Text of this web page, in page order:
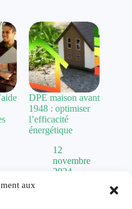
aux
DPE maison avant
1948 : optimiser
l’efficacité
énergétique
12
novembre
2024